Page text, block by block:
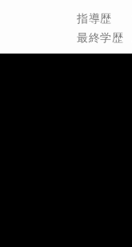
指導歴
最終学歴